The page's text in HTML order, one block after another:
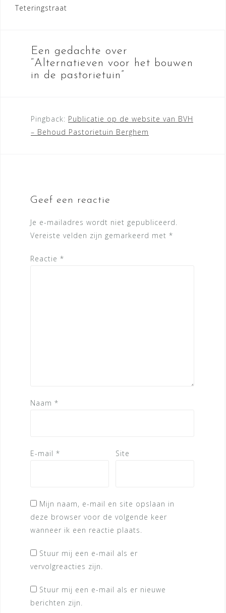
Teteringstraat
Een gedachte over
“Alternatieven voor het bouwen
in de pastorietuin”
Pingback: Publicatie op de website van BVH
– Behoud Pastorietuin Berghem
Geef een reactie
Je e-mailadres wordt niet gepubliceerd.
Vereiste velden zijn gemarkeerd met *
Reactie *
Naam *
E-mail * Site
Mijn naam, e-mail en site opslaan in
deze browser voor de volgende keer
wanneer ik een reactie plaats.
Stuur mij een e-mail als er
vervolgreacties zijn.
Stuur mij een e-mail als er nieuwe
berichten zijn.